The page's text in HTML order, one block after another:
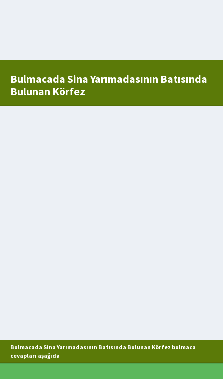
Bulmacada Sina Yarımadasının Batısında
Bulunan Körfez
Bulmacada Sina Yarımadasının Batısında Bulunan Körfez bulmaca
cevapları aşağıda